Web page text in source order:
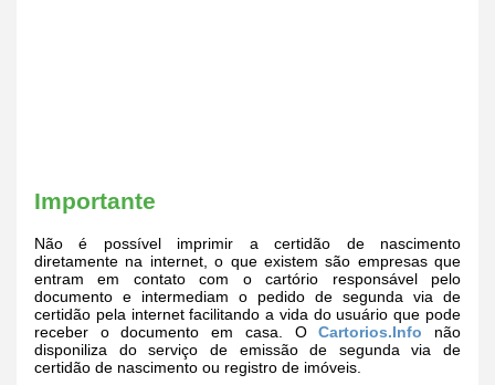
Importante
Não é possível imprimir a certidão de nascimento
diretamente na internet, o que existem são empresas que
entram em contato com o cartório responsável pelo
documento e intermediam o pedido de segunda via de
certidão pela internet facilitando a vida do usuário que pode
receber o documento em casa. OCartorios.Info não
disponiliza do serviço de emissão de segunda via de
certidão de nascimento ou registro de imóveis.